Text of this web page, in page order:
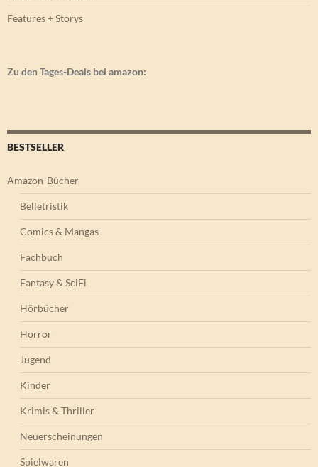
Features + Storys
Zu den Tages-Deals bei amazon:
BESTSELLER
Amazon-Bücher
Belletristik
Comics & Mangas
Fachbuch
Fantasy & SciFi
Hörbücher
Horror
Jugend
Kinder
Krimis & Thriller
Neuerscheinungen
Spielwaren